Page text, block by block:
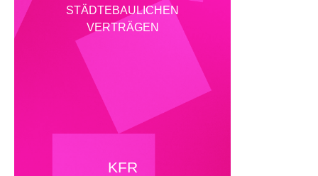
STÄDTEBAULICHEN
VERTRÄGEN
KFR